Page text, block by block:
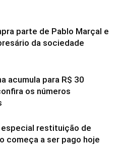
parte de Pablo Marçal e
da sociedade
acumula para R$ 30
os números
especial restituição de
começa a ser pago hoje